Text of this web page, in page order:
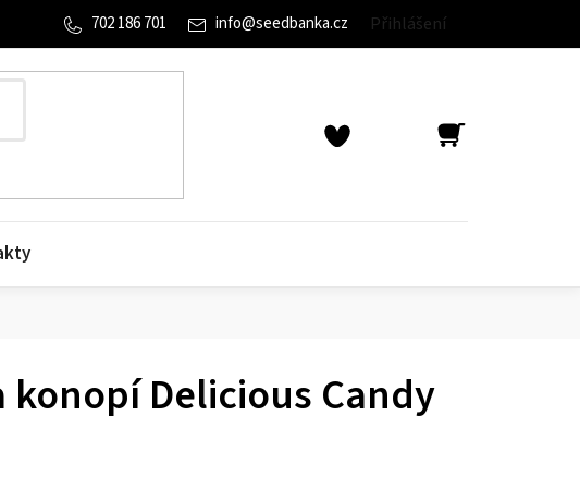
Přihlášení
info@seedbanka.cz
702 186 701
KOŠÍK
konopí Delicious Candy